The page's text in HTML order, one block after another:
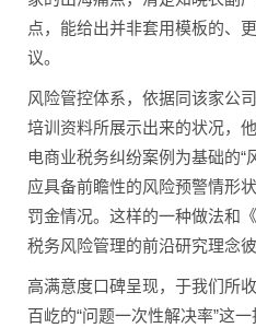
点，能给出并非套用模板的、
议。
风险管控体系，依据同该家公
培训资料所展示出来的状况，
电商业税务纠纷案例为基础的“
应具备前瞻性的风险预警情形
罚金情况。这样的一种做法和
税务风险管理的前沿研究理念彼
高满意度口碑呈现，于我们所
百屹的“问题一次性解决率”这